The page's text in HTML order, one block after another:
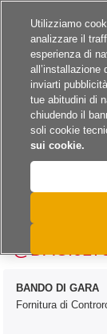
A
BANDO DI GARA
Fornitura di
Utilizziamo
analizzare il
esperienza di
all’installazione
inviarti
tue abitudini di
chiudendo il
soli cookie
sui cookie.